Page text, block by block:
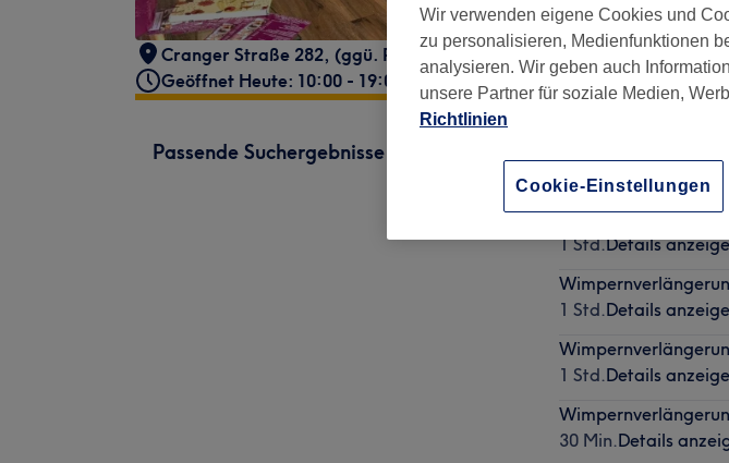
Cranger Straße 282, (ggü. Penny Markt Erle), Gelsenkirchen, 45891
Geöffnet Heute: 10:00 - 19:00
Passende Suchergebnisse
1 Std.Details anzeigen
1 Std.Details
1 Std.Details
1 Std.Details
30 Min.Details
Wir verwenden eigene Cookies und
zu personalisieren, Medienfunktionen
analysieren. Wir geben auch
unsere Partner für soziale Medien,
Richtlinien
Cookie-Einstellungen